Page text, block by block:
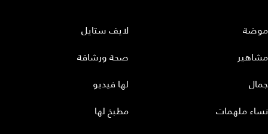
موضة
مشاهير
جمال
نساء ملهمات
لايف ستايل
صحة ورشاقة
لها فيديو
مطبخ لها